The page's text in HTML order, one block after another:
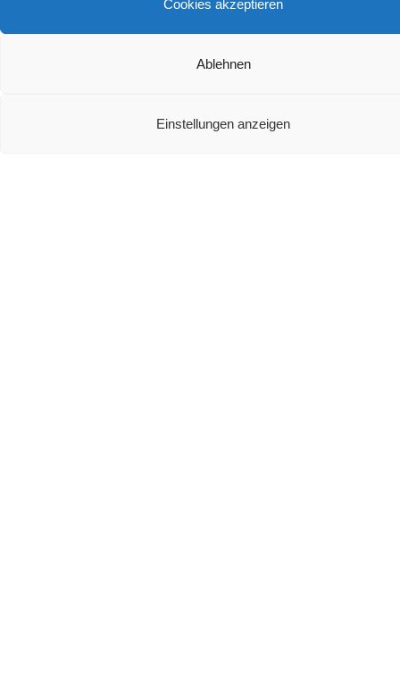
Cookies akzeptieren
Ablehnen
Einstellungen anzeigen
Teufel Rockster Air 2 Test